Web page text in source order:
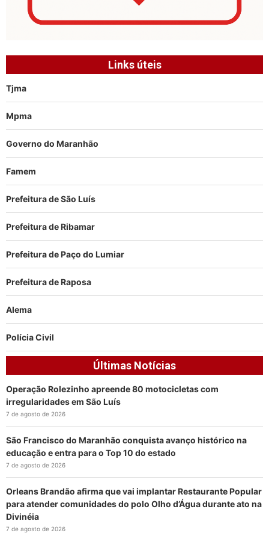
Links úteis
Tjma
Mpma
Governo do Maranhão
Famem
Prefeitura de São Luís
Prefeitura de Ribamar
Prefeitura de Paço do Lumiar
Prefeitura de Raposa
Alema
Polícia Civil
Últimas Notícias
Operação Rolezinho apreende 80 motocicletas com
irregularidades em São Luís
7 de agosto de 2026
São Francisco do Maranhão conquista avanço histórico na
educação e entra para o Top 10 do estado
7 de agosto de 2026
Orleans Brandão afirma que vai implantar Restaurante Popular
para atender comunidades do polo Olho d’Água durante ato na
Divinéia
7 de agosto de 2026